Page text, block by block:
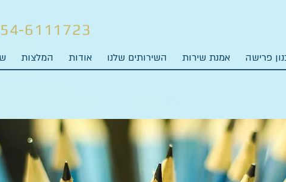
6111723
פרישה אמנת שירות השירותים שלנו אודות המלצות